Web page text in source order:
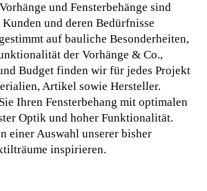
und Fensterbehänge sind
und deren Bedürfnisse
auf bauliche Besonderheiten,
der Vorhänge & Co.,
Budget finden wir für jedes Projekt
Artikel sowie Hersteller.
Ihren Fensterbehang mit optimalen
Optik und hoher Funktionalität.
einer Auswahl unserer bisher
inspirieren.